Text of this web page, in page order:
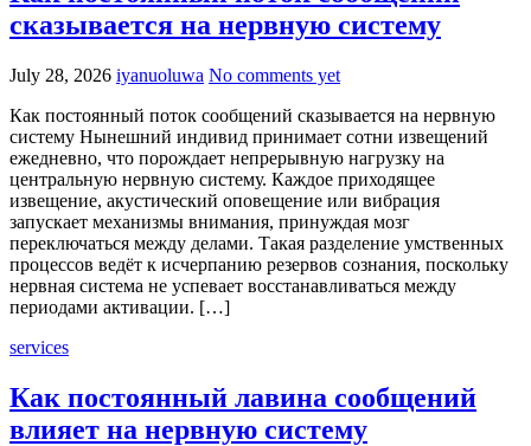
сказывается на нервную систему
July 28, 2026 iyanuoluwa No comments yet
Как постоянный поток сообщений сказывается на нервную
систему Нынешний индивид принимает сотни извещений
ежедневно, что порождает непрерывную нагрузку на
центральную нервную систему. Каждое приходящее
извещение, акустический оповещение или вибрация
запускает механизмы внимания, принуждая мозг
переключаться между делами. Такая разделение умственных
процессов ведёт к исчерпанию резервов сознания, поскольку
нервная система не успевает восстанавливаться между
периодами активации. […]
services
Как постоянный лавина сообщений
влияет на нервную систему